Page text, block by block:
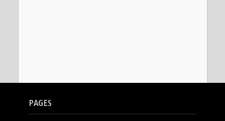
PAGES